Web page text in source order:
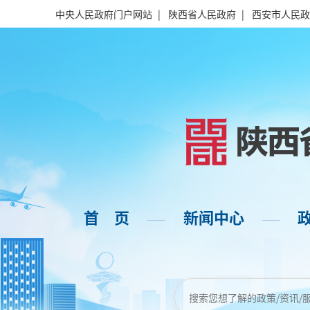
中央人民政府门户网站 | 陕西省人民政府 | 西安市人民
首 页 —— 新闻中心 ——